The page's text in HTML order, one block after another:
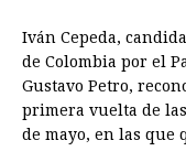
c
e
b
o
s
s
e
n
Iván Cepeda,
de Colombia por el
Gustavo Petro,
primera vuelta de
de mayo, en las que